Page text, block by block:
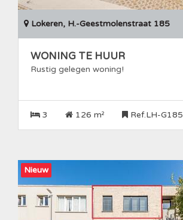
Lokeren, H.-Geestmolenstraat 185
WONING TE HUUR
Rustig gelegen woning!
3 126 m² Ref.LH-G185
Nieuw